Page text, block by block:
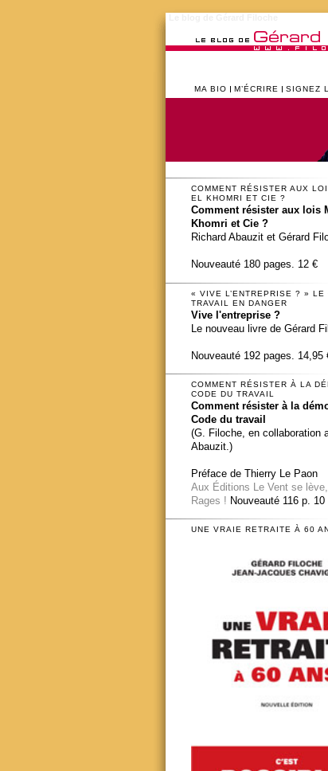
MA BIO M’ÉCRIRE SIGNEZ
COMMENT RÉSISTER AUX
EL KHOMRI ET CIE ?
Comment résister aux lois
Khomri et Cie ?
Richard Abauzit et Gérard
Nouveauté 180 pages. 12 €
« VIVE L’ENTREPRISE ? » LE
TRAVAIL EN DANGER
Vive l'entreprise ?
Le nouveau livre de Gérard
Nouveauté 192 pages. 14,95
COMMENT RÉSISTER À LA
CODE DU TRAVAIL
Comment résister à la
Code du travail
(G. Filoche, en collaboration
Abauzit.)
Préface de Thierry Le Paon
Aux Éditions Le Vent se
Rages ! Nouveauté 116 p. 10
UNE VRAIE RETRAITE À 60